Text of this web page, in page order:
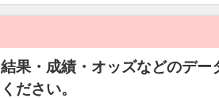
結果・成績・オッズなどのデ
ください。